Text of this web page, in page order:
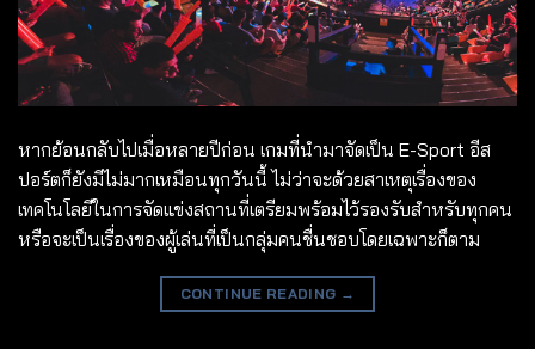
หากย้อนกลับไปเมื่อหลายปีก่อน เกมที่นำมาจัดเป็น E-Sport อีส
ปอร์ตก็ยังมีไม่มากเหมือนทุกวันนี้ ไม่ว่าจะด้วยสาเหตุเรื่องของ
เทคโนโลยีในการจัดแข่งสถานที่เตรียมพร้อมไว้รองรับสำหรับทุกคน
หรือจะเป็นเรื่องของผู้เล่นที่เป็นกลุ่มคนชื่นชอบโดยเฉพาะก็ตาม
CONTINUE READING →